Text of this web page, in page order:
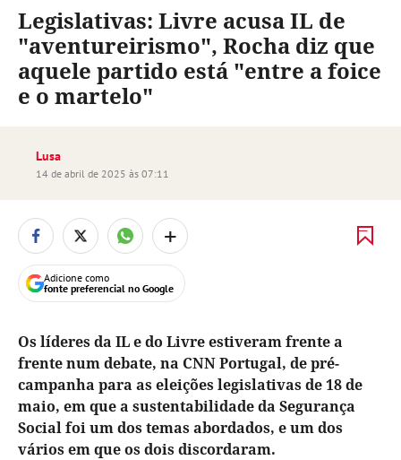
Legislativas: Livre acusa IL de
"aventureirismo", Rocha diz que
aquele partido está "entre a foice
e o martelo"
Lusa
14 de abril de 2025 às 07:11
+
Adicione como
fonte preferencial no Google
Os líderes da IL e do Livre estiveram frente a
frente num debate, na CNN Portugal, de pré-
campanha para as eleições legislativas de 18 de
maio, em que a sustentabilidade da Segurança
Social foi um dos temas abordados, e um dos
vários em que os dois discordaram.